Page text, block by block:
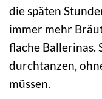
die späten
immer mehr
flache Ballerinas.
durchtanzen,
müssen.